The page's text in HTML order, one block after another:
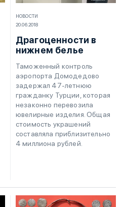
НОВОСТИ
20.06.2018
Драгоценности в
нижнем белье
Таможенный контроль
аэропорта Домодедово
задержал 47-летнюю
гражданку Турции, которая
незаконно перевозила
ювелирные изделия. Общая
стоимость украшений
составляла приблизительно
4 миллиона рублей.